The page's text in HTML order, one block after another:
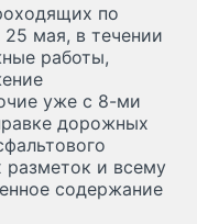
по
25 мая, в течении
работы,
уже с 8-ми
дорожных
и всему
содержание